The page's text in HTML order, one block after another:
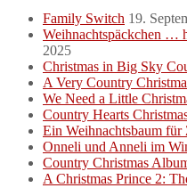
Family Switch 19.
Weihnachtspäckchen …
2025
Christmas in Big Sky
A Very Country
We Need a Little
Country Hearts
Ein Weihnachtsbaum für
Onneli und Anneli im
Country Christmas
A Christmas Prince 2: